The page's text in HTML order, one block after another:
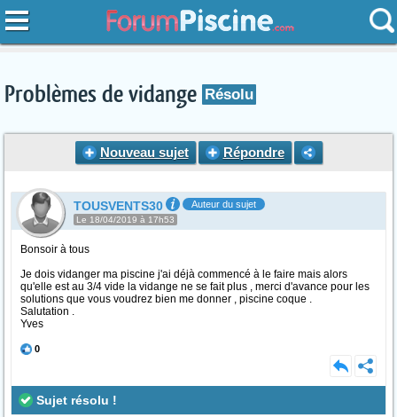
Problèmes de vidange Résolu
Nouveau sujet Répondre
TOUSVENTS30 Auteur du sujet
Le 18/04/2019 à 17h53
Bonsoir à tous
Je dois vidanger ma piscine j'ai déjà commencé à le faire mais alors
qu'elle est au 3/4 vide la vidange ne se fait plus , merci d'avance pour les
solutions que vous voudrez bien me donner , piscine coque .
Salutation .
Yves
0
Sujet résolu !